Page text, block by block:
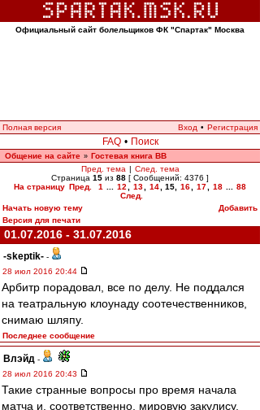
Официальный сайт болельщиков ФК "Спартак" Москва
Полная версия Вход • Регистрация
FAQ • Поиск
Общение на сайте » Гостевая книга ВВ
Пред. тема | След. тема
Страница 15 из 88 [ Сообщений: 4376 ]
На страницу Пред. 1 12 13 14 15 16 17 18
88
След.
Начать новую тему
Добавить
Версия для печати
01.07.2016 - 31.07.2016
-skeptik- -
28 июл 2016 20:44
Арбитр порадовал, все по делу. Не поддался
на театральную клоунаду соотечественников,
снимаю шляпу.
Последнее сообщение
Влэйд -
28 июл 2016 20:43
Такие странные вопросы про время начала
матча и, соответственно, мировую закулису.